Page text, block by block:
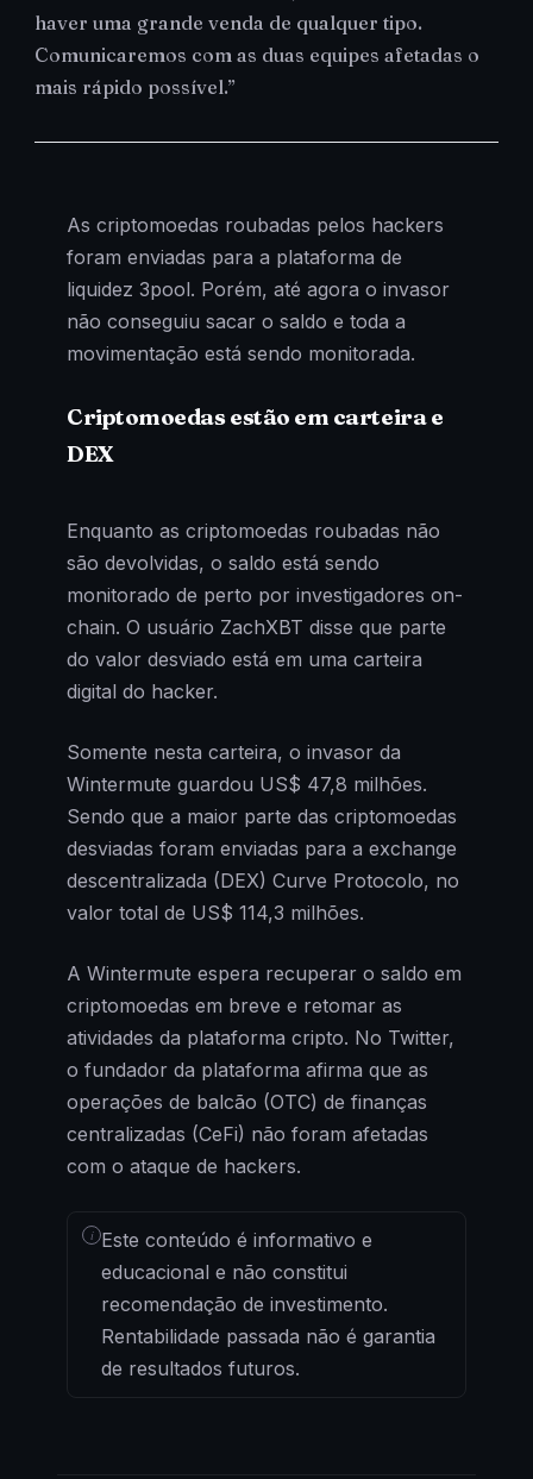
haver uma grande venda de qualquer tipo.
Comunicaremos com as duas equipes afetadas o
mais rápido possível.”
As criptomoedas roubadas pelos hackers
foram enviadas para a plataforma de
liquidez 3pool. Porém, até agora o invasor
não conseguiu sacar o saldo e toda a
movimentação está sendo monitorada.
Criptomoedas estão em carteira e
DEX
Enquanto as criptomoedas roubadas não
são devolvidas, o saldo está sendo
monitorado de perto por investigadores on-
chain. O usuário ZachXBT disse que parte
do valor desviado está em uma carteira
digital do hacker.
Somente nesta carteira, o invasor da
Wintermute guardou US$ 47,8 milhões.
Sendo que a maior parte das criptomoedas
desviadas foram enviadas para a exchange
descentralizada (DEX) Curve Protocolo, no
valor total de US$ 114,3 milhões.
A Wintermute espera recuperar o saldo em
criptomoedas em breve e retomar as
atividades da plataforma cripto. No Twitter,
o fundador da plataforma afirma que as
operações de balcão (OTC) de finanças
centralizadas (CeFi) não foram afetadas
com o ataque de hackers.
i Este conteúdo é informativo e
educacional e não constitui
recomendação de investimento.
Rentabilidade passada não é garantia
de resultados futuros.